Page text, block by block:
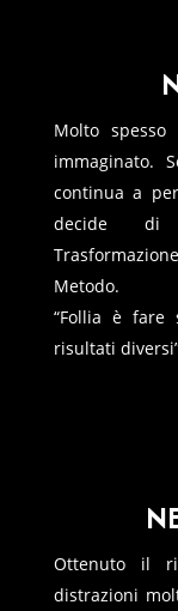
Molto
immaginato.
continua a
decide di
Metodo.
“Follia è fare
risultati
Ottenuto il
distrazioni